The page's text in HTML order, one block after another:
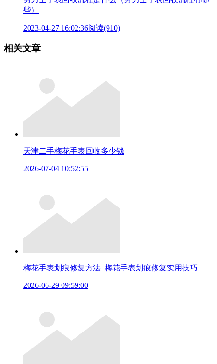
些）
2023-04-27 16:02:36阅读(910)
相关文章
天津二手梅花手表回收多少钱
2026-07-04 10:52:55
梅花手表划痕修复方法–梅花手表划痕修复实用技巧
2026-06-29 09:59:00